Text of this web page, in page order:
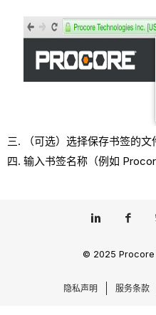
（可选）选择保存书签的文
输入书签名称（例如
© 2025 Procore
隐私声明 服务条款